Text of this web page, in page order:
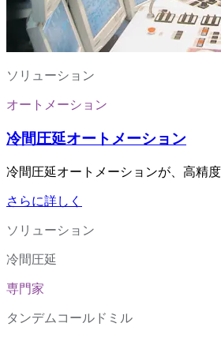
ソリューション
オートメーション
冷間圧延オートメーション
冷間圧延オートメーションが、高精
さらに詳しく
ソリューション
冷間圧延
専門家
タンデムコールドミル